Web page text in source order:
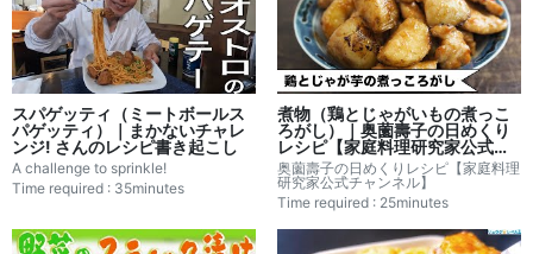
スパゲッティ（ミートボールス
パゲッティ）｜まかないチャレ
ンジ! さんのレシピ書き起こし
A challenge to sprinkle!
Time required : 35minutes
煮物（鶏とじゃがいもの煮っこ
ろがし）｜奥薗壽子の日めくり
レシピ【家庭料理研究家公式チ
ャンネル】さんのレシピ書き起
こし
奥薗壽子の日めくりレシピ【家庭料理
研究家公式チャンネル】
Time required : 25minutes